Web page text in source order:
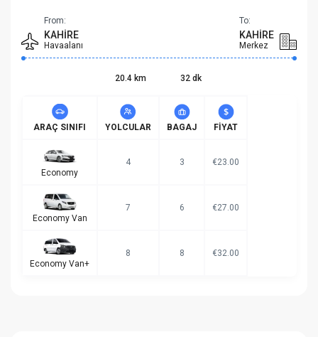
From:
KAHIRE
Havaalanı
To:
KAHIRE
Merkez
20.4 km 32 dk
ARAÇ SINIFI YOLCULAR BAGAJ FIYAT
Economy
4 3 €23.00
Economy Van
7 6 €27.00
Economy Van+
8 8 €32.00